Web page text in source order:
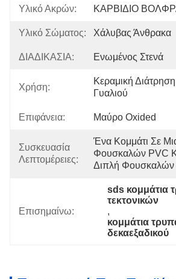
Υλικό Ακρών: ΚΑΡΒΙΔΙΟ
Υλικό Σώματος: Χάλυβας Άνθρακα
ΔΙΑΔΙΚΑΣΙΑ: Ενωμένος Στενά
Χρήση:
Κεραμική
Γυαλιού
Επιφάνεια: Μαύρο Oxided
Συσκευασία
Λεπτομέρειες:
Ένα Κομμάτι Σε
Φουσκαλών PVC
Διπλή Φουσκαλών
Επισημαίνω:
sds κομμάτια
τεκτονικών
,
κομμάτια
δεκαεξαδικού